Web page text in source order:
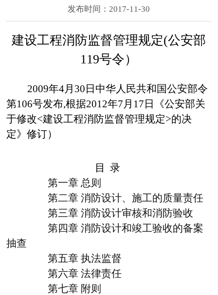
发布时间：2017-11-30
建设工程消防监督管理规定(公安部
119号令）
2009年4月 30 日中华人民共和国公安部令
第106号发布,根据2012年7月 17 日《公安部关
于修改<建设工程消防监督管理规定>的决
定》修订）
目 录
第一章 总则
第二章 消防设计、施工的质量责任
第三章 消防设计审核和消防验收
第四章 消防设计和竣工验收的备案
抽查
第五章 执法监督
第六章 法律责任
第七章 附则